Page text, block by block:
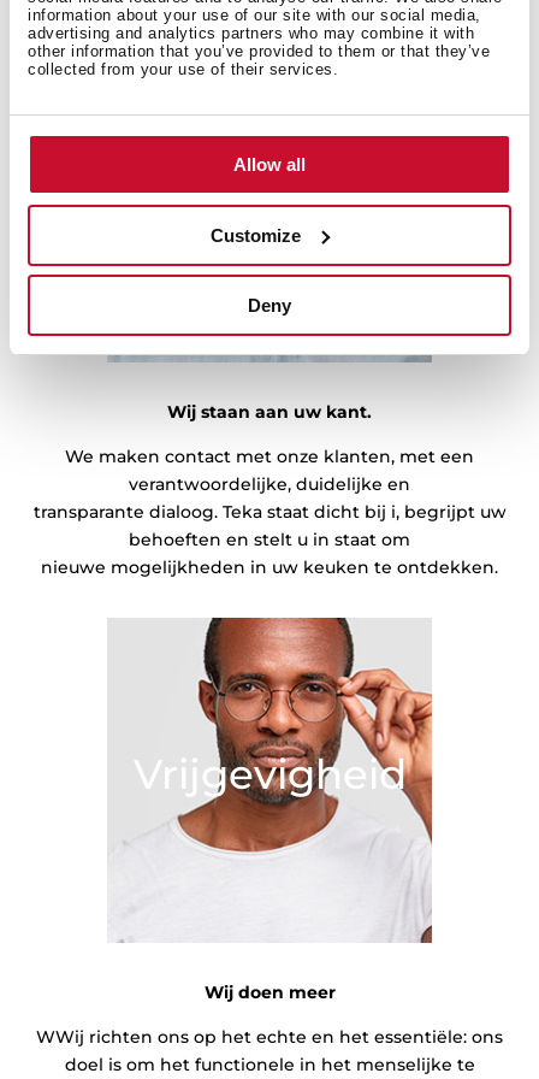
information about your use of our site with our social media,
advertising and analytics partners who may combine it with
other information that you’ve provided to them or that they’ve
collected from your use of their services.
Allow all
Customize
Deny
Eerlijkheid
Wij staan aan uw kant.
We maken contact met onze klanten, met een
verantwoordelijke, duidelijke en
transparante dialoog. Teka staat dicht bij i, begrijpt uw
behoeften en stelt u in staat om
nieuwe mogelijkheden in uw keuken te ontdekken.
Vrijgevigheid
Wij doen meer
WWij richten ons op het echte en het essentiële: ons
doel is om het functionele in het menselijke te